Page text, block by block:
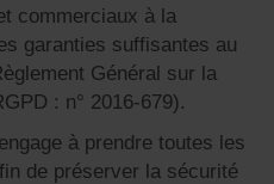
commerciaux à la
garanties suffisantes au
Général sur la
: n° 2016-679).
à prendre toutes les
de préserver la sécurité